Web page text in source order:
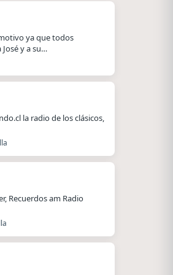
ya que todos
y a su…
la radio de los clásicos,
Recuerdos am Radio